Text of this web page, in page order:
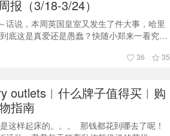
报（3/18-3/24）
话说，本周英国皇室又发生了件大事，哈里
底这是真爱还是愚蠢？快随小郑来一看究竟
妇出访荷兰。拉尼娅王后（Queen Rania)穿
包，高贵冷艳，宛如《Frozen》里的Elsa公
36 35
outlets︱什么牌子值得买︱购
指南
这样起床的。。。 那钱都花到哪去了呢！